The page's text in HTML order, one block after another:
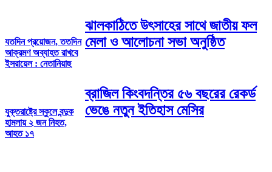
যতদিন প্রয়োজন, ততদিন
আক্রমণ অব্যাহত রাখবে
ইসরায়েল : নেতানিয়াহু
যুক্তরাষ্ট্রে স্কুলে বন্দুক
হামলায় ২ জন নিহত,
আহত ১৭
ঝালকাঠিতে উৎসাহের সাথে জাতীয় ফল
মেলা ও আলোচনা সভা অনুষ্ঠিত
ব্রাজিল কিংবদন্তির ৫৬ বছরের রেকর্ড
ভেঙে নতুন ইতিহাস মেসির